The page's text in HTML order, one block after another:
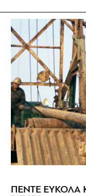
ΠΕΝΤΕ ΕΥΚΟΛΑ